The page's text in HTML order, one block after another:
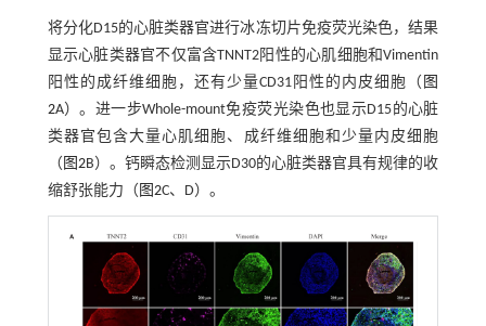
将分化D15的心脏类器官进行冰冻切片免疫荧光染色，结果
显示心脏类器官不仅富含TNNT2阳性的心肌细胞和Vimentin
阳性的成纤维细胞，还有少量CD31阳性的内皮细胞（ 图
2A）。进一步Whole-mount免疫荧光染色也显示D15的心脏
类器官包含大量心肌细胞、成纤维细胞和少量内皮细胞
（ 图2B）。钙瞬态检测显示D30的心脏类器官具有规律的收
缩舒张能力（ 图2C、D）。